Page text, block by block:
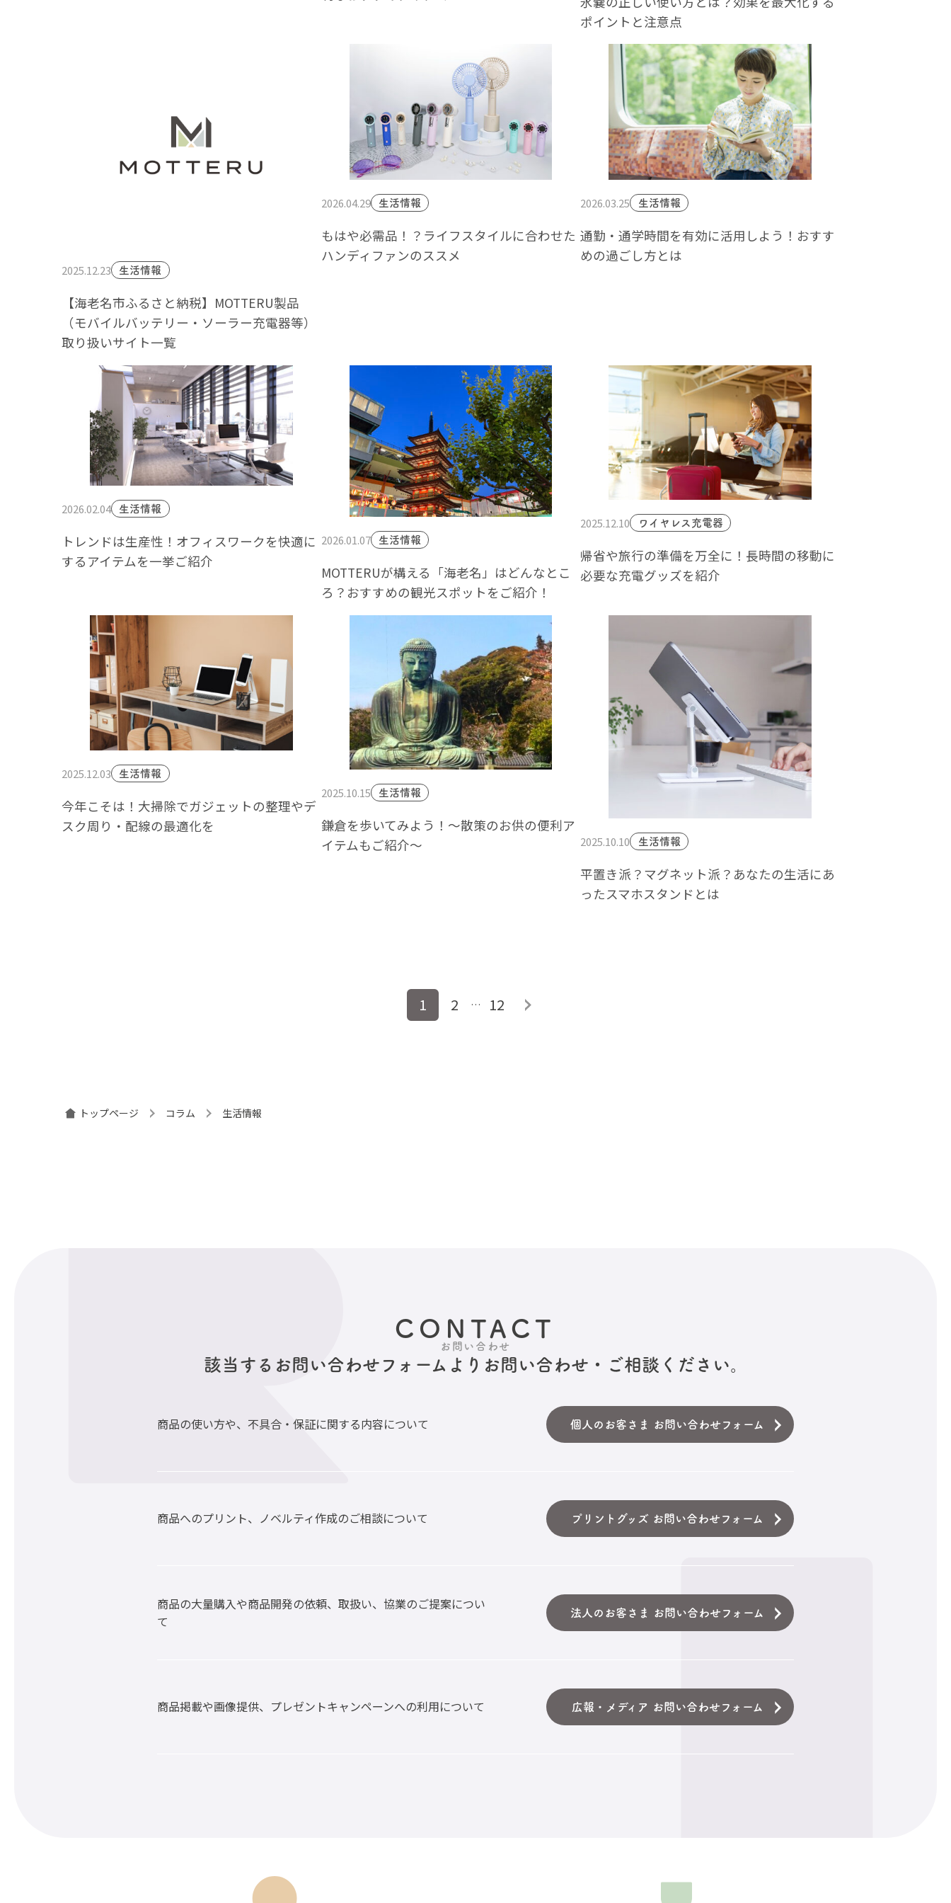
ポイントと注意点
2025.12.23 生活情報
【海老名市ふるさと納税】MOTTERU製品
（モバイルバッテリー・ソーラー充電器等）
取り扱いサイト一覧
2026.04.29 生活情報
もはや必需品！？ライフスタイルに合わせた
ハンディファンのススメ
2026.03.25 生活情報
通勤・通学時間を有効に活用しよう！おすす
めの過ごし方とは
2026.02.04 生活情報
トレンドは生産性！オフィスワークを快適に
するアイテムを一挙ご紹介
2026.01.07 生活情報
MOTTERUが構える「海老名」はどんなとこ
ろ？おすすめの観光スポットをご紹介！
2025.12.10 ワイヤレス充電器
帰省や旅行の準備を万全に！長時間の移動に
必要な充電グッズを紹介
2025.12.03 生活情報
今年こそは！大掃除でガジェットの整理やデ
スク周り・配線の最適化を
2025.10.15 生活情報
鎌倉を歩いてみよう！～散策のお供の便利ア
イテムもご紹介～
2025.10.10 生活情報
平置き派？マグネット派？あなたの生活にあ
ったスマホスタンドとは
シ
1 2 … 12
トップページ コラム 生活情報
CONTACT
お問い合わせ
該当するお問い合わせフォームより お問い合わせ・ご相談ください。
商品の使い方や、不具合・保証に関する内容について 個人のお客さま お問い合わせフォーム
商品へのプリント、ノベルティ作成のご相談について プリントグッズ お問い合わせフォーム
商品の大量購入や商品開発の依頼、取扱い、協業のご提案につい
て
法人のお客さま お問い合わせフォーム
商品掲載や画像提供、プレゼントキャンペーンへの利用について 広報・メディア お問い合わせフォーム